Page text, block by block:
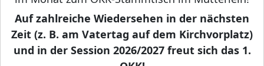
Auf zahlreiche Wiedersehen in der nächsten
Zeit (z. B. am Vatertag auf dem Kirchvorplatz)
und in der Session 2026/2027 freut sich das 1.